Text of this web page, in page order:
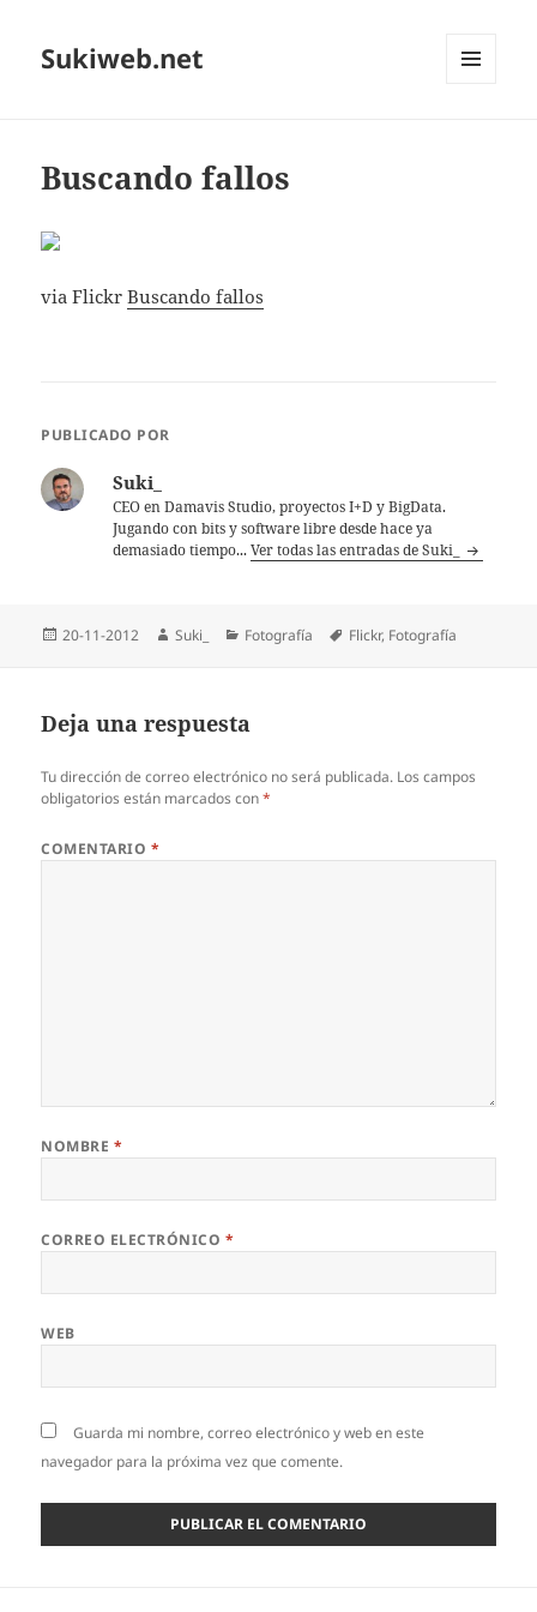
Sukiweb.net
Buscando fallos
via FlickrBuscando fallos
PUBLICADO POR
Suki_
CEO en Damavis Studio, proyectos I+D y BigData.
Jugando con bits y software libre desde hace ya
demasiado tiempo...Ver todas las entradas de Suki_
Publicado
20-11-2012 Autor
Suki_ Categorías
Fotografía Etiquetas
Flickr, Fotografí­a
Deja una respuesta
Tu dirección de correo electrónico no será publicada. Los campos
obligatorios están marcados con*
COMENTARIO *
NOMBRE *
CORREO ELECTRÓNICO *
WEB
Guarda mi nombre, correo electrónico y web en este
navegador para la próxima vez que comente.